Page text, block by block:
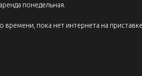
понедельная.
времени, пока нет интернета на